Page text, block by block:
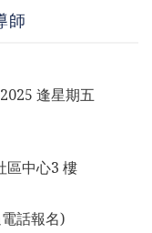
師
逢星期五
區中心3 樓
話報名)